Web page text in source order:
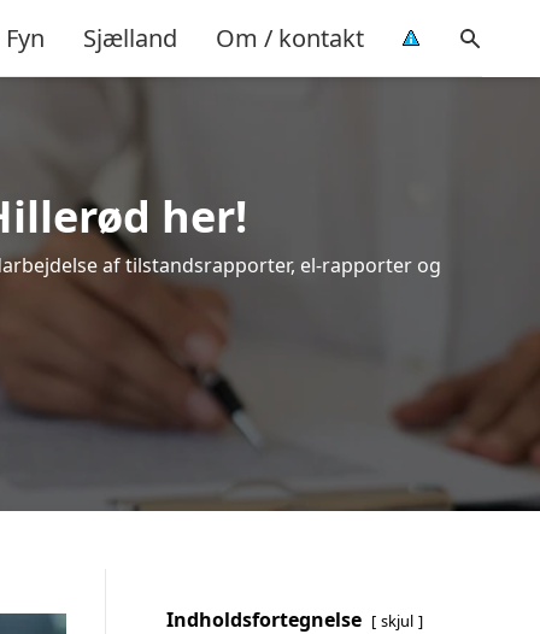
Fyn Sjælland Om / kontakt
her!
af tilstandsrapporter, el-rapporter og
Indholdsfortegnelse skjul